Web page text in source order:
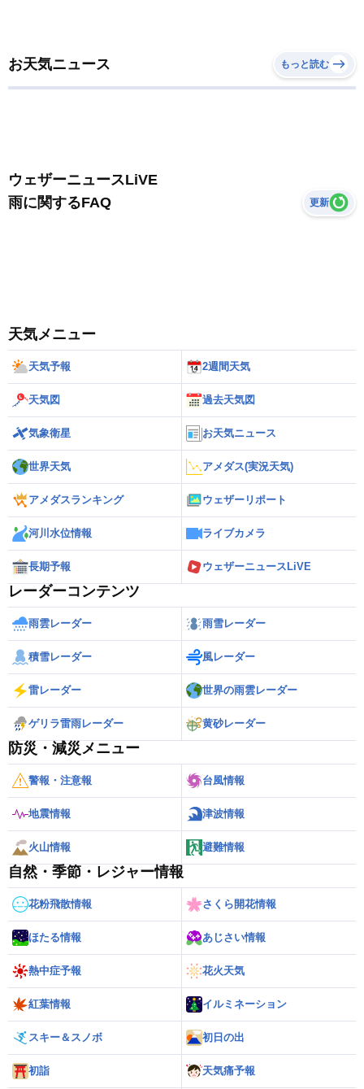
お天気ニュース もっと読む
ウェザーニュースLiVE
雨に関するFAQ
更新
天気メニュー
天気予報 2週間天気
天気図 過去天気図
気象衛星 お天気ニュース
世界天気 アメダス(実況天気)
アメダスランキング ウェザーリポート
河川水位情報 ライブカメラ
長期予報 ウェザーニュースLiVE
レーダーコンテンツ
雨雲レーダー 雨雪レーダー
積雪レーダー 風レーダー
雷レーダー 世界の雨雲レーダー
ゲリラ雷雨レーダー 黄砂レーダー
防災・減災メニュー
警報・注意報 台風情報
地震情報 津波情報
火山情報 避難情報
自然・季節・レジャー情報
花粉飛散情報 さくら開花情報
ほたる情報 あじさい情報
熱中症予報 花火天気
紅葉情報 イルミネーション
スキー＆スノボ 初日の出
初詣 天気痛予報